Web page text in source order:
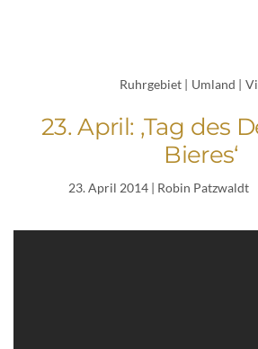
Ruhrgebiet | Umland |
23. April: ‚Tag des
Bieres‘
23. April 2014| Robin Patzwaldt